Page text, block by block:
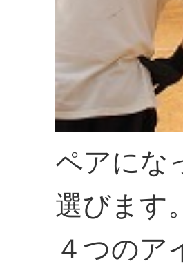
ペアにな
選びます。
４つのア